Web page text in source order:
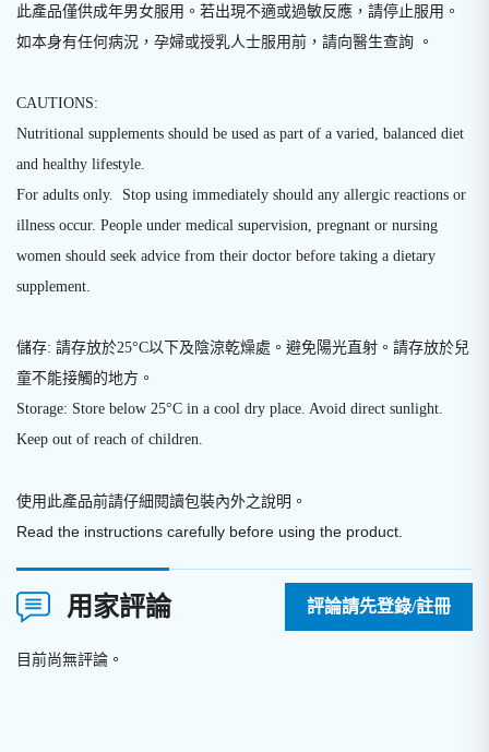
此產品僅供成年男女服用。若出現不適或過敏反應，請停止服用。
如本身有任何病況，孕婦或授乳人士服用前，請向醫生查詢 。
CAUTIONS:
Nutritional supplements should be used as part of a varied, balanced diet
and healthy lifestyle.
For adults only. Stop using immediately should any allergic reactions or
illness occur. People under medical supervision, pregnant or nursing
women should seek advice from their doctor before taking a dietary
supplement.
儲存: 請存放於25°C以下及陰涼乾燥處。避免陽光直射。請存放於兒
童不能接觸的地方。
Storage: Store below 25°C in a cool dry place. Avoid direct sunlight.
Keep out of reach of children.
使用此產品前請仔細閱讀包裝內外之說明 。
Read the instructions carefully before using the product.
用家評論 評論請先登錄/註冊
目前尚無評論。